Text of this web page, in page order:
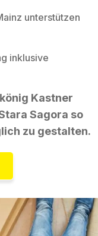
unterstützen
inklusive
Kastner
Sagora so
zu gestalten.